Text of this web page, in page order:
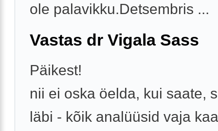
ole palavikku.Detsembris ...
Vastas dr Vigala Sass
Päikest!
nii ei oska öelda, kui saate,
läbi - kõik analüüsid vaja